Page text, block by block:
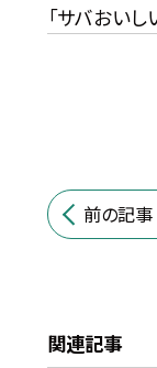
「サバおいし
前の記事
関連記事